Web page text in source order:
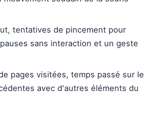
tentatives de pincement pour
sans interaction et un geste
pages visitées, temps passé sur le
avec d'autres éléments du